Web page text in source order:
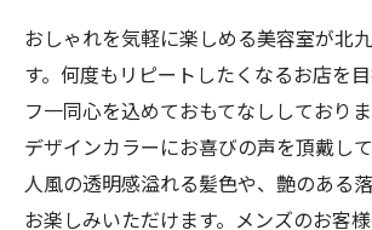
おしゃれを気軽に楽しめる美容室が北
す。何度もリピートしたくなるお店を
フ一同心を込めておもてなししており
デザインカラーにお喜びの声を頂戴し
人風の透明感溢れる髪色や、艶のある
お楽しみいただけます。メンズのお客